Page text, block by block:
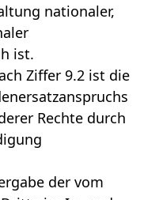
nationaler,
ist.
Ziffer 9.2 ist die
Rechte durch
der vom